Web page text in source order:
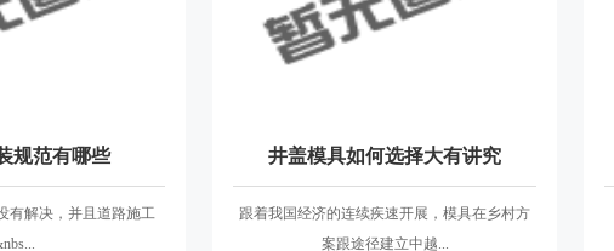
规范有哪些
有解决，并且道路施工
井盖模具如何选择大有讲究
跟着我国经济的连续疾速开展，模具在乡村方
案跟途径建立中越...